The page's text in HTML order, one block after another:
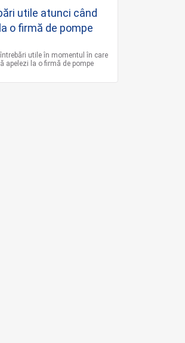
utile atunci când
o firmă de pompe
utile în momentul în care
apelezi la o firmă de pompe